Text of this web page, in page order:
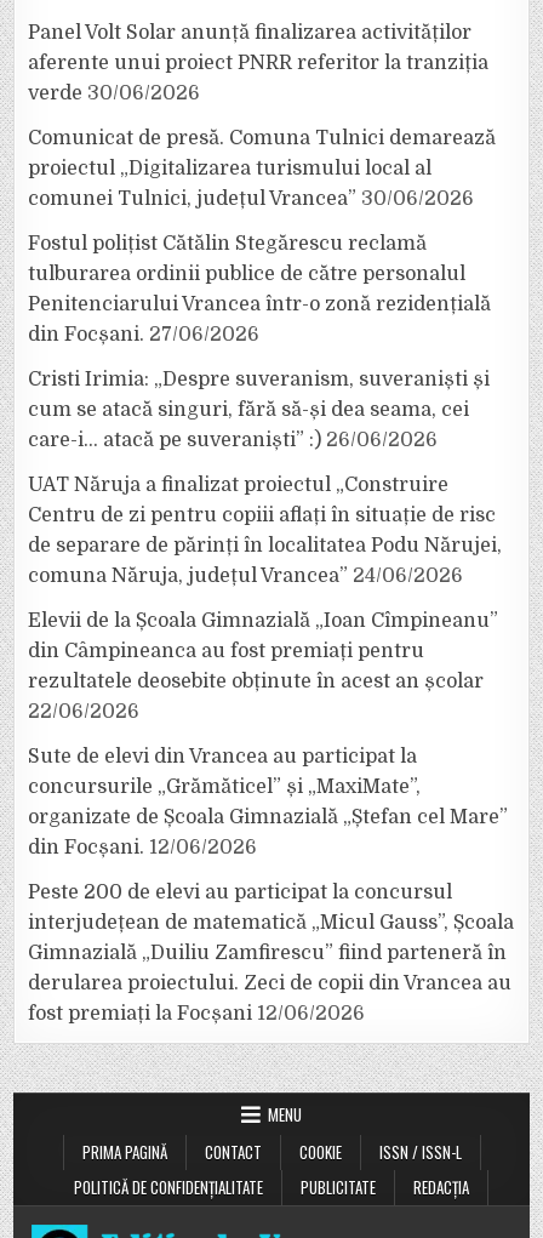
Panel Volt Solar anunță finalizarea activităților
aferente unui proiect PNRR referitor la tranziția
verde 30/06/2026
Comunicat de presă. Comuna Tulnici demarează
proiectul „Digitalizarea turismului local al
comunei Tulnici, județul Vrancea” 30/06/2026
Fostul polițist Cătălin Stegărescu reclamă
tulburarea ordinii publice de către personalul
Penitenciarului Vrancea într-o zonă rezidențială
din Focșani. 27/06/2026
Cristi Irimia: „Despre suveranism, suveraniști și
cum se atacă singuri, fără să-și dea seama, cei
care-i… atacă pe suveraniști” :) 26/06/2026
UAT Năruja a finalizat proiectul „Construire
Centru de zi pentru copiii aflați în situație de risc
de separare de părinți în localitatea Podu Nărujei,
comuna Năruja, județul Vrancea” 24/06/2026
Elevii de la Școala Gimnazială „Ioan Cîmpineanu”
din Câmpineanca au fost premiați pentru
rezultatele deosebite obținute în acest an școlar
22/06/2026
Sute de elevi din Vrancea au participat la
concursurile „Grămăticel” și „MaxiMate”,
organizate de Școala Gimnazială „Ștefan cel Mare”
din Focșani. 12/06/2026
Peste 200 de elevi au participat la concursul
interjudețean de matematică „Micul Gauss”, Școala
Gimnazială „Duiliu Zamfirescu” fiind parteneră în
derularea proiectului. Zeci de copii din Vrancea au
fost premiați la Focșani 12/06/2026
MENU
PRIMA PAGINĂ
CONTACT COOKIE
ISSN / ISSN-L
POLITICĂ DE CONFIDENȚIALITATE
PUBLICITATE REDACȚIA